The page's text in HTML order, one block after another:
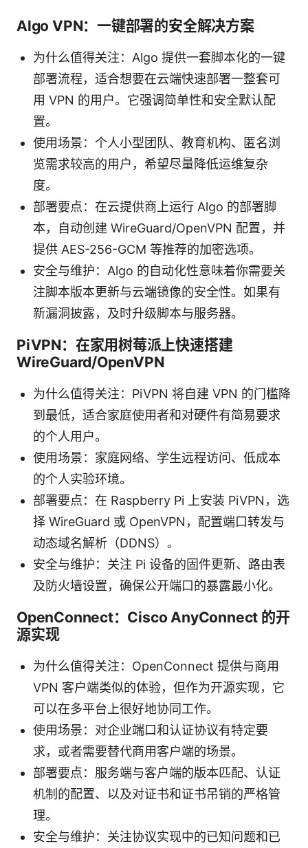
Algo VPN：一键部署的安全解决方案
为什么值得关注：Algo 提供一套脚本化的一键
部署流程，适合想要在云端快速部署一整套可
用 VPN 的用户。它强调简单性和安全默认配
置。
使用场景：个人小型团队、教育机构、匿名浏
览需求较高的用户，希望尽量降低运维复杂
度。
部署要点：在云提供商上运行 Algo 的部署脚
本，自动创建 WireGuard/OpenVPN 配置，并
提供 AES-256-GCM 等推荐的加密选项。
安全与维护：Algo 的自动化性意味着你需要关
注脚本版本更新与云端镜像的安全性。如果有
新漏洞披露，及时升级脚本与服务器。
PiVPN：在家用树莓派上快速搭建
WireGuard/OpenVPN
为什么值得关注：PiVPN 将自建 VPN 的门槛降
到最低，适合家庭使用者和对硬件有简易要求
的个人用户。
使用场景：家庭网络、学生远程访问、低成本
的个人实验环境。
部署要点：在 Raspberry Pi 上安装 PiVPN，选
择 WireGuard 或 OpenVPN，配置端口转发与
动态域名解析（DDNS）。
安全与维护：关注 Pi 设备的固件更新、路由表
及防火墙设置，确保公开端口的暴露最小化。
OpenConnect：Cisco AnyConnect 的开
源实现
为什么值得关注：OpenConnect 提供与商用
VPN 客户端类似的体验，但作为开源实现，它
可以在多平台上很好地协同工作。
使用场景：对企业端口和认证协议有特定要
求，或者需要替代商用客户端的场景。
部署要点：服务端与客户端的版本匹配、认证
机制的配置、以及对证书和证书吊销的严格管
理。
安全与维护：关注协议实现中的已知问题和已